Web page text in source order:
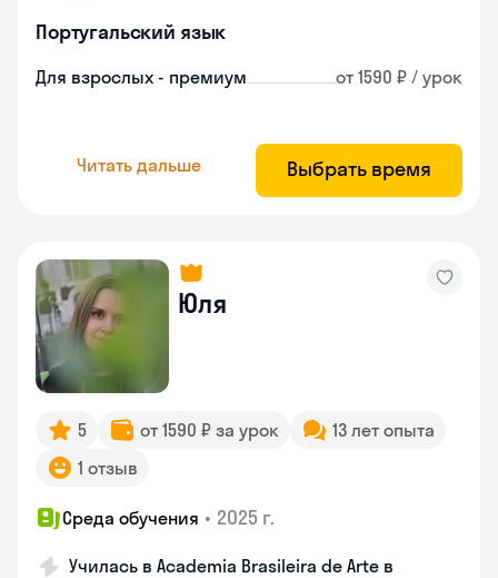
Португальский язык
Для взрослых - премиум от 1590 ₽ / урок
Читать дальше Выбрать время
Юля
5 от 1590 ₽ за урок
13 лет опыта
1 отзыв
Среда обучения • 2025 г.
Училась в Academia Brasileira de Arte в